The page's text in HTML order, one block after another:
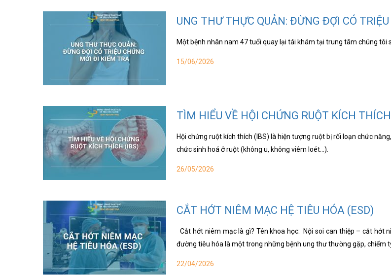
UNG THƯ THỰC QUẢN: ĐỪNG ĐỢI CÓ
Một bệnh nhân nam 47 tuổi quay lại tái khám tại trung tâm chúng
15/06/2026
TÌM HIỂU VỀ HỘI CHỨNG RUỘT KÍCH
Hội chứng ruột kích thích (IBS) là hiện tượng ruột bị rối loạn chức
chức sinh hoá ở ruột (không u, không viêm loét…).
26/05/2026
CẮT HỚT NIÊM MẠC HỆ TIÊU HÓA (ESD)
Cắt hớt niêm mạc là gì? Tên khoa học: Nội soi can thiệp – cắt
đường tiêu hóa là một trong những bệnh ung thư thường gặp, chiếm
22/04/2026